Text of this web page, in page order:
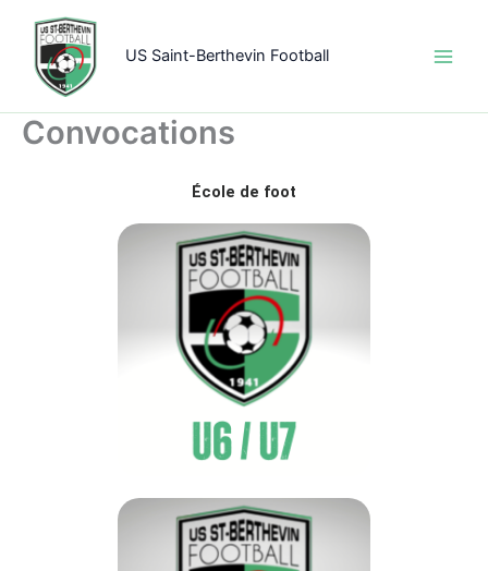
contenu
US Saint-Berthevin Football
Convocations
École de foot